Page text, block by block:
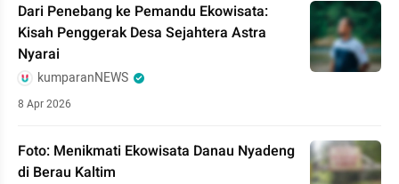
Dari Penebang ke Pemandu Ekowisata:
Kisah Penggerak Desa Sejahtera Astra
Nyarai
kumparanNEWS
8 Apr 2026
Foto: Menikmati Ekowisata Danau Nyadeng
di Berau Kaltim